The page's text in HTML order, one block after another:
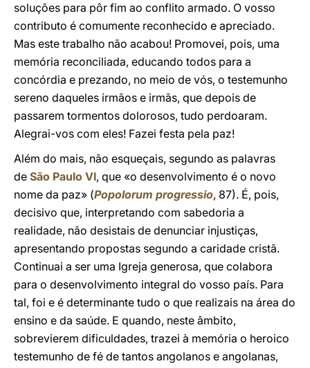
soluções para pôr fim ao conflito armado. O vosso
contributo é comumente reconhecido e apreciado.
Mas este trabalho não acabou! Promovei, pois, uma
memória reconciliada, educando todos para a
concórdia e prezando, no meio de vós, o testemunho
sereno daqueles irmãos e irmãs, que depois de
passarem tormentos dolorosos, tudo perdoaram.
Alegrai-vos com eles! Fazei festa pela paz!
Além do mais, não esqueçais, segundo as palavras
de São Paulo VI, que «o desenvolvimento é o novo
nome da paz» (Popolorum progressio, 87). É, pois,
decisivo que, interpretando com sabedoria a
realidade, não desistais de denunciar injustiças,
apresentando propostas segundo a caridade cristã.
Continuai a ser uma Igreja generosa, que colabora
para o desenvolvimento integral do vosso país. Para
tal, foi e é determinante tudo o que realizais na área do
ensino e da saúde. E quando, neste âmbito,
sobrevierem dificuldades, trazei à memória o heroico
testemunho de fé de tantos angolanos e angolanas,